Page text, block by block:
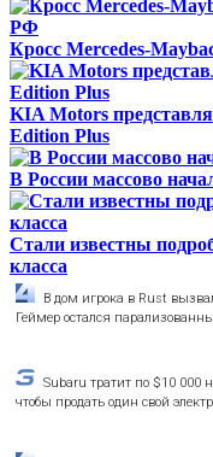
Кросс Mercedes-
KIA Motors
Edition Plus
В России массово
Стали известны
класса
В дом игрока в Rust
Геймер остался
Subaru тратит по $10 000
чтобы продать один свой